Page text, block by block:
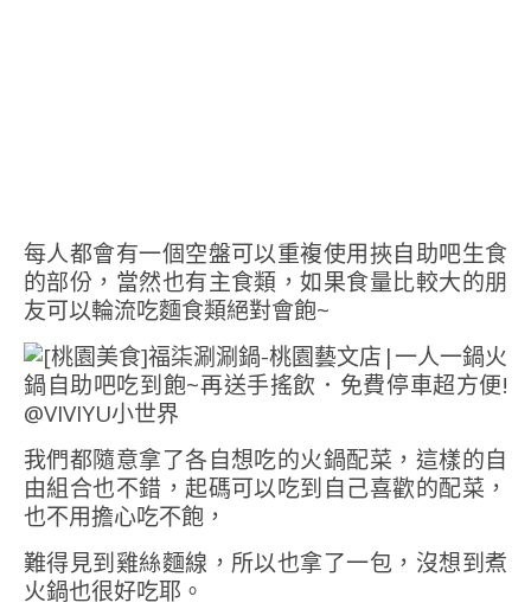
每人都會有一個空盤可以重複使用挾自助吧生食
的部份，當然也有主食類，如果食量比較大的朋
友可以輪流吃麵食類絕對會飽~
我們都隨意拿了各自想吃的火鍋配菜，這樣的自
由組合也不錯，起碼可以吃到自己喜歡的配菜，
也不用擔心吃不飽，
難得見到雞絲麵線，所以也拿了一包，沒想到煮
火鍋也很好吃耶。